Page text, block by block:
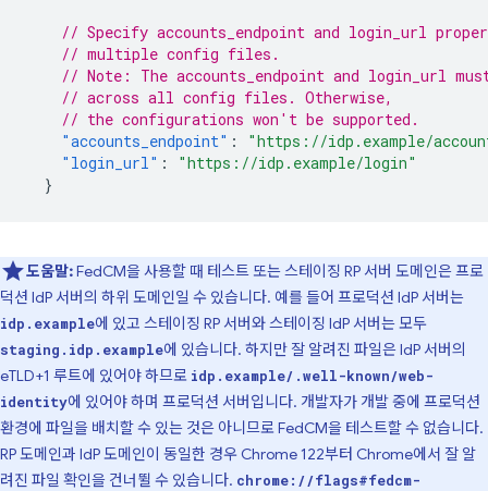
// Specify accounts_endpoint and login_url
// multiple config files.
// Note: The accounts_endpoint and login_url
// across all config files. Otherwise,
// the configurations won't be supported.
"accounts_endpoint" :
"https://idp.example/
"login_url" :
"https://idp.example/login"
}
도움말:FedCM을 사용할 때 테스트 또는 스테이징 RP 서버 도메인은 프로
덕션 IdP 서버의 하위 도메인일 수 있습니다. 예를 들어 프로덕션 IdP 서버는
idp.example에 있고 스테이징 RP 서버와 스테이징 IdP 서버는 모두
staging.idp.example에 있습니다. 하지만 잘 알려진 파일은 IdP 서버의
eTLD+1 루트에 있어야 하므로 idp.example/.well-known/web-
identity에 있어야 하며 프로덕션 서버입니다. 개발자가 개발 중에 프로덕션
환경에 파일을 배치할 수 있는 것은 아니므로 FedCM을 테스트할 수 없습니다.
RP 도메인과 IdP 도메인이 동일한 경우 Chrome 122부터 Chrome에서 잘 알
려진 파일 확인을 건너뛸 수 있습니다. chrome://flags#fedcm-